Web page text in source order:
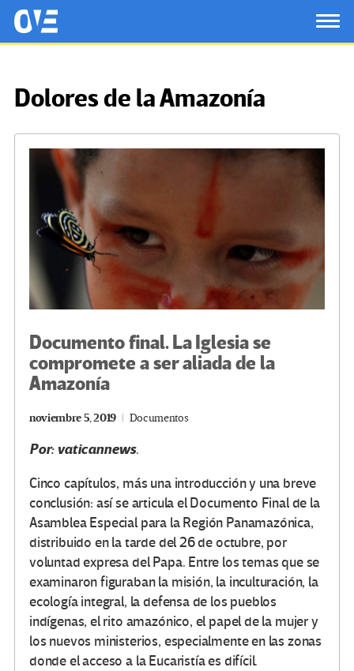
Saltar al contenido principal
OtrasVocesenEducacion.org
Dolores de la Amazonía
Documento final. La Iglesia se
compromete a ser aliada de la
Amazonía
noviembre 5, 2019 Documentos
Por: vaticannews.
Cinco capítulos, más una introducción y una breve
conclusión: así se articula el Documento Final de la
Asamblea Especial para la Región Panamazónica,
distribuido en la tarde del 26 de octubre, por
voluntad expresa del Papa. Entre los temas que se
examinaron figuraban la misión, la inculturación, la
ecología integral, la defensa de los pueblos
indígenas, el rito amazónico, el papel de la mujer y
los nuevos ministerios, especialmente en las zonas
donde el acceso a la Eucaristía es difícil.